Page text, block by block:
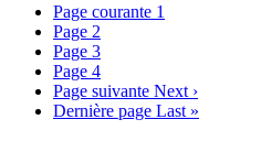
Page courante 1
Page 2
Page 3
Page 4
Page suivante Next ›
Dernière page Last »